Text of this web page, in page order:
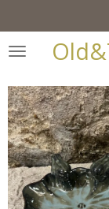
direct
naar
hoofdinhoud